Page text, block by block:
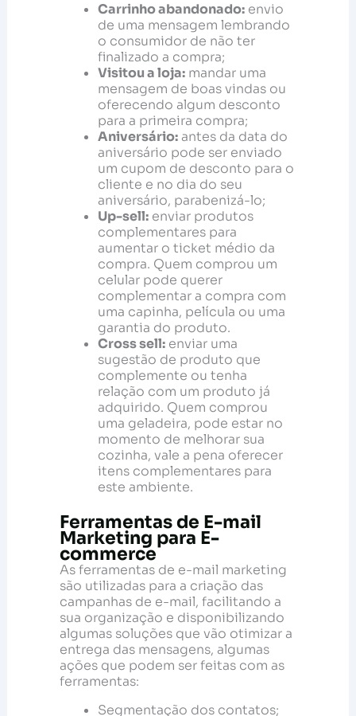
Carrinho abandonado:envio
de uma mensagem lembrando
o consumidor de não ter
finalizado a compra;
Visitou a loja:mandar uma
mensagem de boas vindas ou
oferecendo algum desconto
para a primeira compra;
Aniversário:antes da data do
aniversário pode ser enviado
um cupom de desconto para o
cliente e no dia do seu
aniversário, parabenizá-lo;
Up-sell:enviar produtos
complementares para
aumentar o ticket médio da
compra. Quem comprou um
celular pode querer
complementar a compra com
uma capinha, película ou uma
garantia do produto.
Cross sell:enviar uma
sugestão de produto que
complemente ou tenha
relação com um produto já
adquirido. Quem comprou
uma geladeira, pode estar no
momento de melhorar sua
cozinha, vale a pena oferecer
itens complementares para
este ambiente.
Ferramentas de E-mail
Marketing para E-
commerce
As ferramentas de e-mail marketing
são utilizadas para a criação das
campanhas de e-mail, facilitando a
sua organização e disponibilizando
algumas soluções que vão otimizar a
entrega das mensagens, algumas
ações que podem ser feitas com as
ferramentas:
Segmentação dos contatos;